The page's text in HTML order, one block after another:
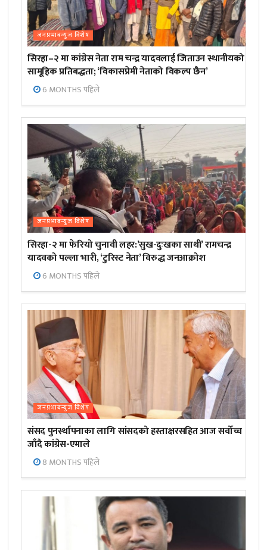
जनप्रभाबन्युज विशेष
सिरहा–२ मा कांग्रेस नेता राम चन्द्र यादवलाई जिताउन स्थानीयको
सामूहिक प्रतिबद्धता; ‘विकासप्रेमी नेताको विकल्प छैन’
6 MONTHS पहिले
जनप्रभाबन्युज विशेष
सिरहा-२ मा फेरियो चुनावी लहर:’सुख-दुःखका साथी’ रामचन्द्र
यादवको पल्ला भारी, ‘टुरिस्ट नेता’ विरुद्ध जनआक्रोश
6 MONTHS पहिले
जनप्रभाबन्युज विशेष
संसद पुनर्स्थापनाका लागि सांसदको हस्ताक्षरसहित आज सर्वोच्च
जाँदै कांग्रेस-एमाले
8 MONTHS पहिले